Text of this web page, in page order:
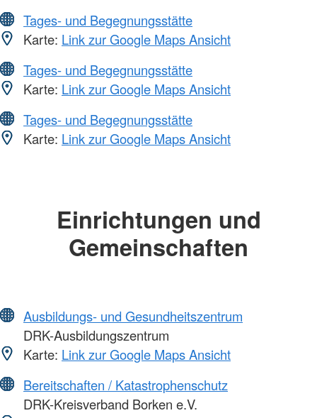
Tages- und Begegnungsstätte
Karte: Link zur Google Maps Ansicht
Tages- und Begegnungsstätte
Karte: Link zur Google Maps Ansicht
Tages- und Begegnungsstätte
Karte: Link zur Google Maps Ansicht
Einrichtungen und
Gemeinschaften
Ausbildungs- und Gesundheitszentrum
DRK-Ausbildungszentrum
Karte: Link zur Google Maps Ansicht
Bereitschaften / Katastrophenschutz
DRK-Kreisverband Borken e.V.